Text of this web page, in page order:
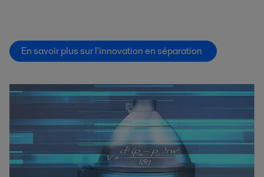
En savoir plus sur l'innovation en séparation